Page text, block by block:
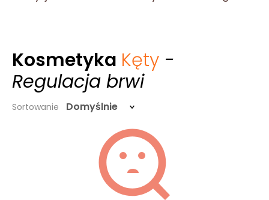
Kosmetyka Kęty -
Regulacja brwi
Sortowanie Domyślnie